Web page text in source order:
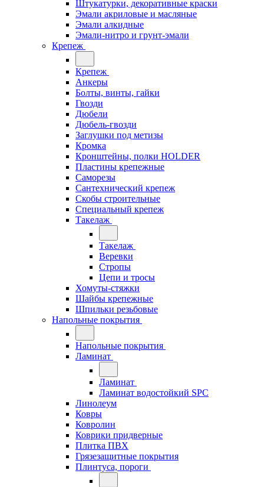
Штукатурки, декоративные краски
Эмали акриловые и масляные
Эмали алкидные
Эмали-нитро и грунт-эмали
Крепеж
Крепеж
Анкеры
Болты, винты, гайки
Гвозди
Дюбели
Дюбель-гвозди
Заглушки под метизы
Кромка
Кронштейны, полки НОLDER
Пластины крепежные
Саморезы
Сантехнический крепеж
Скобы строительные
Специальный крепеж
Такелаж
Такелаж
Веревки
Стропы
Цепи и тросы
Хомуты-стяжки
Шайбы крепежные
Шпильки резьбовые
Напольные покрытия
Напольные покрытия
Ламинат
Ламинат
Ламинат водостойкий SPC
Линолеум
Ковры
Ковролин
Коврики придверные
Плитка ПВХ
Грязезащитные покрытия
Плинтуса, пороги